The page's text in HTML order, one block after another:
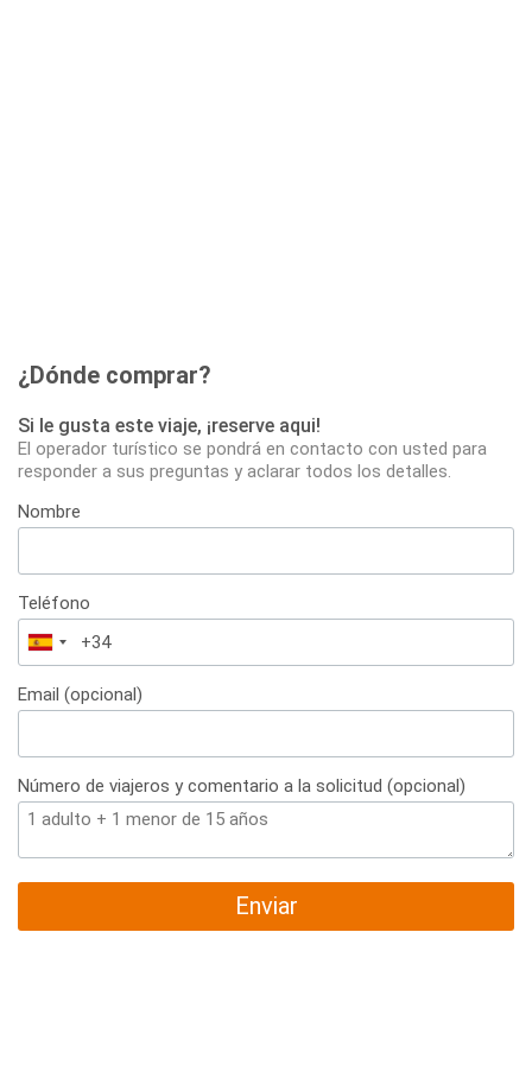
¿Dónde comprar?
Si le gusta este viaje, ¡reserve aqui!
El operador turístico se pondrá en contacto con usted para
responder a sus preguntas y aclarar todos los detalles.
Nombre
Teléfono
España
+34
Email (opcional)
Número de viajeros y comentario a la solicitud (opcional)
Enviar